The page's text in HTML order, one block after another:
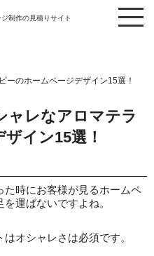
制作の見積りサイト
ーのホームページデザイン15選！
ャレなアロマテラ
イン15選！
た時にお客様が見るホームペ
運ばないですよね。
オシャレさは必須です。